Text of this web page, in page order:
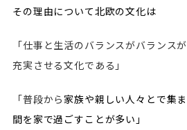
その理由について北欧の文化は
「仕事と生活のバランスがバランス
充実させる文化である」
「普段から家族や親しい人々とで集
間を家で過ごすことが多い 」